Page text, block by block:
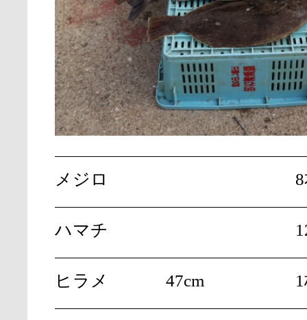
メジロ
ハマチ
ヒラメ 47cm